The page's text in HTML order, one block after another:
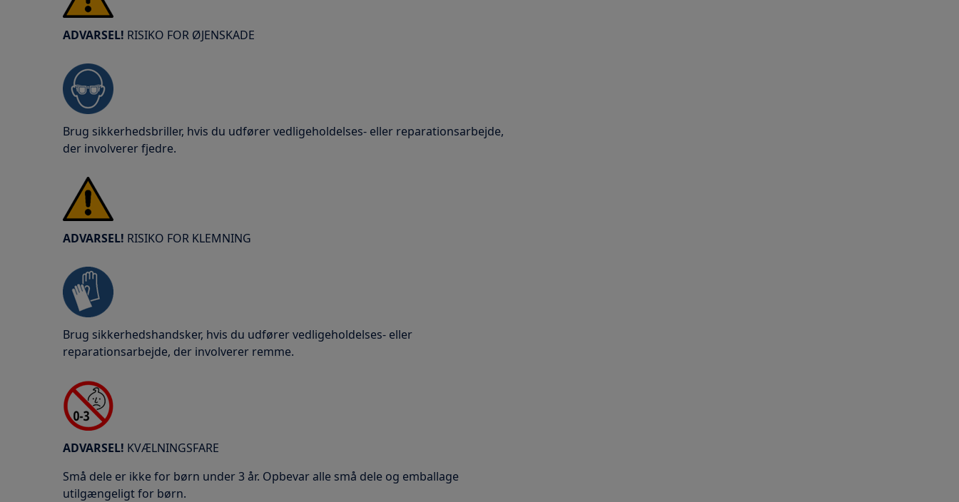
ADVARSEL! RISIKO FOR ØJENSKADE
Brug sikkerhedsbriller, hvis du udfører vedligeholdelses- eller reparationsarbejde,
der involverer fjedre.
ADVARSEL! RISIKO FOR KLEMNING
Brug sikkerhedshandsker, hvis du udfører vedligeholdelses- eller
reparationsarbejde, der involverer remme.
ADVARSEL! KVÆLNINGSFARE
Små dele er ikke for børn under 3 år. Opbevar alle små dele og emballage
utilgængeligt for børn.